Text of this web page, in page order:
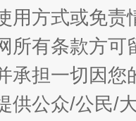
用方式或免责
所有条款方
承担一切因
供公众/公民/